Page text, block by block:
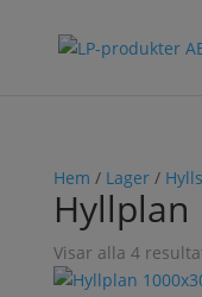
Hem / Lager/
Hyllplan
Visar alla 4